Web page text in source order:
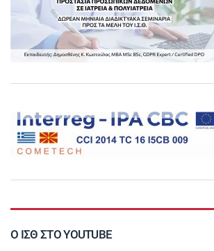
Ο ΙΣΘ ΣΤΟ YOUTUBE